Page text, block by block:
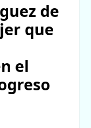
de
que
el